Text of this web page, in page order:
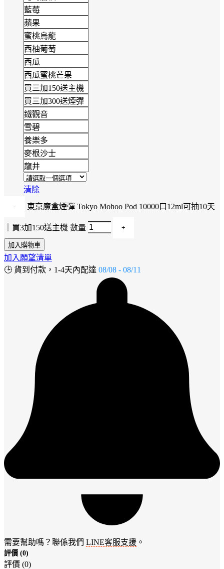
藍莓
蘋果
蜜桃烏龍
西柚葡萄
西瓜
西瓜蜜桃芒果
買三加150送主機
買三加300送煙彈
鐵觀音
雪碧
養樂多
麥根沙士
龍井
清除
東京魔盒煙彈 Tokyo Mohoo Pod 10000口12ml可抽10天
｜買3加150送主機 數量
加入購物車
加入願望清單
🕒 貨到付款，1-4天內配達 08/08 - 08/11
需要幫助嗎？聯係我們 LINE客服支援 。
評價 (0)
評價 (0)